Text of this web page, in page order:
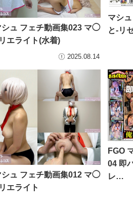
シュ フェチ動画集023 マ◯
エライト(水着)
2025.08.14
マシ
と-リ
シュ フェチ動画集012 マ◯
エライト
FGO
04 即
レ…